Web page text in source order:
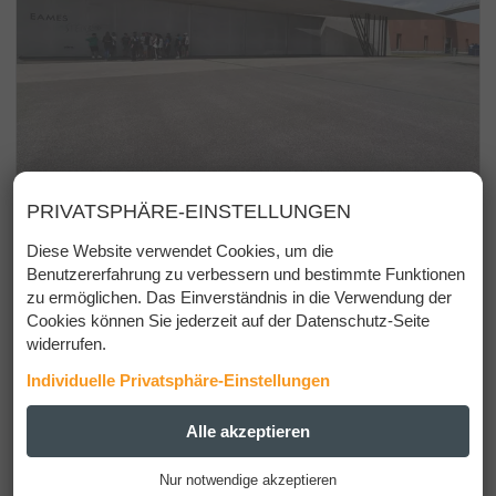
PRIVATSPHÄRE-EINSTELLUNGEN
Diese Website verwendet Cookies, um die
Benutzererfahrung zu verbessern und bestimmte Funktionen
zu ermöglichen. Das Einverständnis in die Verwendung der
Cookies können Sie jederzeit auf der Datenschutz-Seite
widerrufen.
Individuelle Privatsphäre-Einstellungen
Diese Cookies werden für einen reibungslosen Betrieb
Alle akzeptieren
Nur notwendige akzeptieren